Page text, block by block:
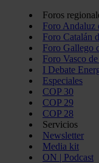
Foros
Foro Andaluz
Foro Catalán
Foro Gallego
Foro Vasco
I Debate
Especiales
COP 30
COP 29
COP 28
Servicios
Newsletter
Media kit
ON | Podcast